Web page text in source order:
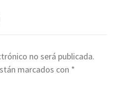
no será publicada.
marcados con *